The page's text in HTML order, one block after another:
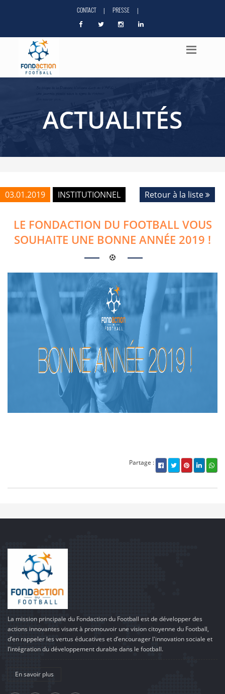
CONTACT | PRESSE |
ACTUALITÉS
03.01.2019 INSTITUTIONNEL Retour à la liste
LE FONDACTION DU FOOTBALL VOUS
SOUHAITE UNE BONNE ANNÉE 2019 !
Partage :
La mission principale du Fondaction du Football est de développer des
actions innovantes visant à promouvoir une vision citoyenne du Football,
d’en rappeler les vertus éducatives et d’encourager l'innovation sociale et
l’intégration du développement durable dans le football.
En savoir plus